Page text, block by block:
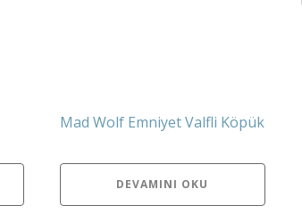
Mad Wolf Emniyet Valfli Köpük
DEVAMINI OKU